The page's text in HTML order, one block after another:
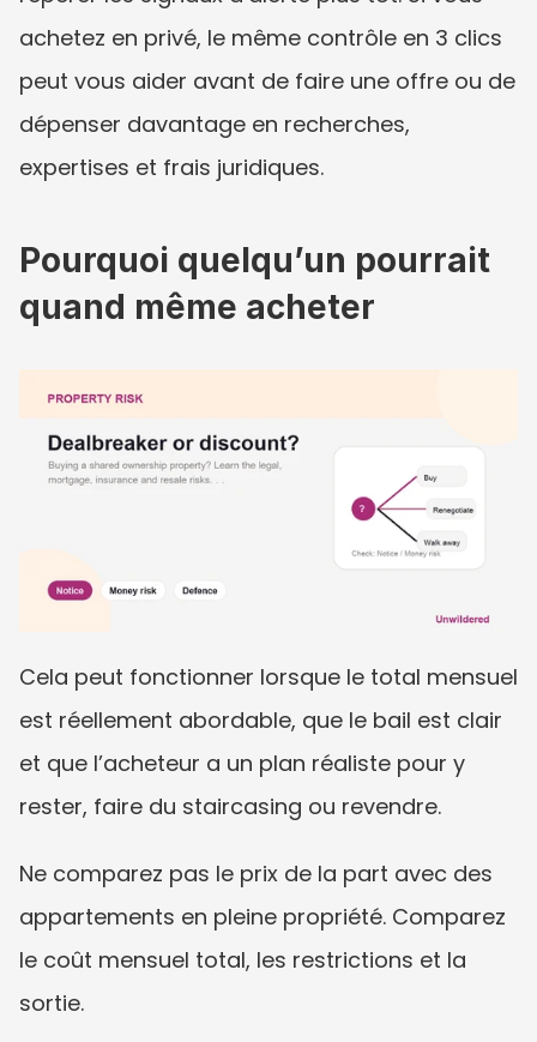
achetez en privé, le même contrôle en 3 clics
peut vous aider avant de faire une offre ou de
dépenser davantage en recherches,
expertises et frais juridiques.
Pourquoi quelqu’un pourrait
quand même acheter
Cela peut fonctionner lorsque le total mensuel
est réellement abordable, que le bail est clair
et que l’acheteur a un plan réaliste pour y
rester, faire du staircasing ou revendre.
Ne comparez pas le prix de la part avec des
appartements en pleine propriété. Comparez
le coût mensuel total, les restrictions et la
sortie.